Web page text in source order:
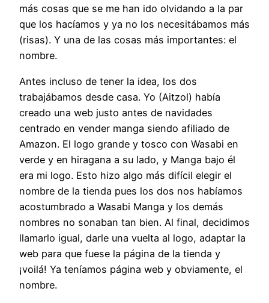
más cosas que se me han ido olvidando a la par
que los hacíamos y ya no los necesitábamos más
(risas). Y una de las cosas más importantes: el
nombre.
Antes incluso de tener la idea, los dos
trabajábamos desde casa. Yo (Aitzol) había
creado una web justo antes de navidades
centrado en vender manga siendo afiliado de
Amazon. El logo grande y tosco con Wasabi en
verde y en hiragana a su lado, y Manga bajo él
era mi logo. Esto hizo algo más difícil elegir el
nombre de la tienda pues los dos nos habíamos
acostumbrado a Wasabi Manga y los demás
nombres no sonaban tan bien. Al final, decidimos
llamarlo igual, darle una vuelta al logo, adaptar la
web para que fuese la página de la tienda y
¡voilá! Ya teníamos página web y obviamente, el
nombre.